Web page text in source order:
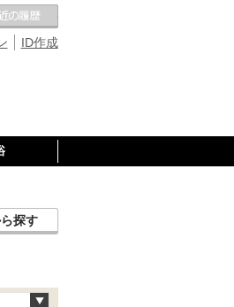
ID作成
の温泉
探す